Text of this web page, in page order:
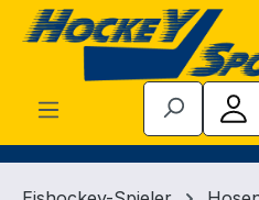
Zum Hauptinhalt springen